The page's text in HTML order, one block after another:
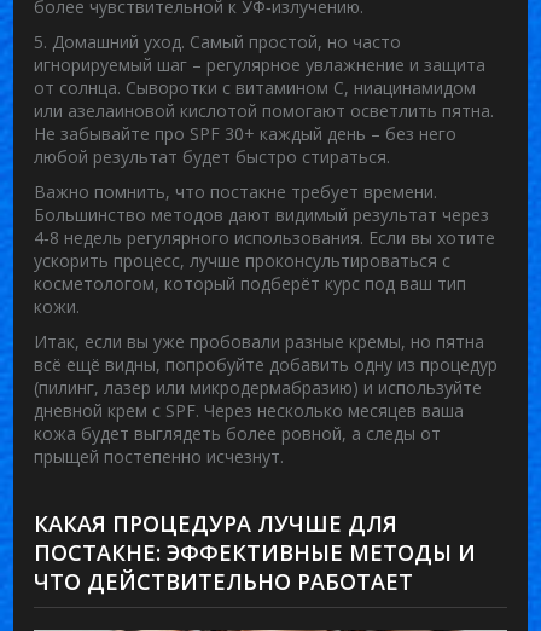
более чувствительной к УФ‑излучению.
5. Домашний уход. Самый простой, но часто
игнорируемый шаг – регулярное увлажнение и защита
от солнца. Сыворотки с витамином С, ниацинамидом
или азелаиновой кислотой помогают осветлить пятна.
Не забывайте про SPF 30+ каждый день – без него
любой результат будет быстро стираться.
Важно помнить, что постакне требует времени.
Большинство методов дают видимый результат через
4‑8 недель регулярного использования. Если вы хотите
ускорить процесс, лучше проконсультироваться с
косметологом, который подберёт курс под ваш тип
кожи.
Итак, если вы уже пробовали разные кремы, но пятна
всё ещё видны, попробуйте добавить одну из процедур
(пилинг, лазер или микродермабразию) и используйте
дневной крем с SPF. Через несколько месяцев ваша
кожа будет выглядеть более ровной, а следы от
прыщей постепенно исчезнут.
КАКАЯ ПРОЦЕДУРА ЛУЧШЕ ДЛЯ
ПОСТАКНЕ: ЭФФЕКТИВНЫЕ МЕТОДЫ И
ЧТО ДЕЙСТВИТЕЛЬНО РАБОТАЕТ